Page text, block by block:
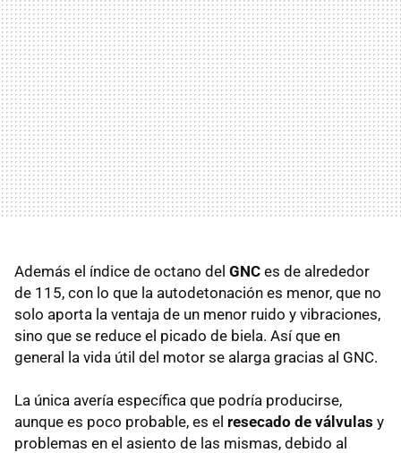
Además el índice de octano del GNC es de alrededor
de 115, con lo que la autodetonación es menor, que no
solo aporta la ventaja de un menor ruido y vibraciones,
sino que se reduce el picado de biela. Así que en
general la vida útil del motor se alarga gracias al GNC.
La única avería específica que podría producirse,
aunque es poco probable, es el resecado de válvulas y
problemas en el asiento de las mismas, debido al